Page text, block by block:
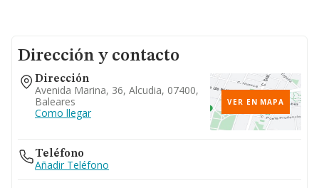
Dirección y contacto
Dirección
Avenida Marina, 36, Alcudia, 07400,
Baleares
Como llegar
VER EN MAPA
Teléfono
Añadir Teléfono